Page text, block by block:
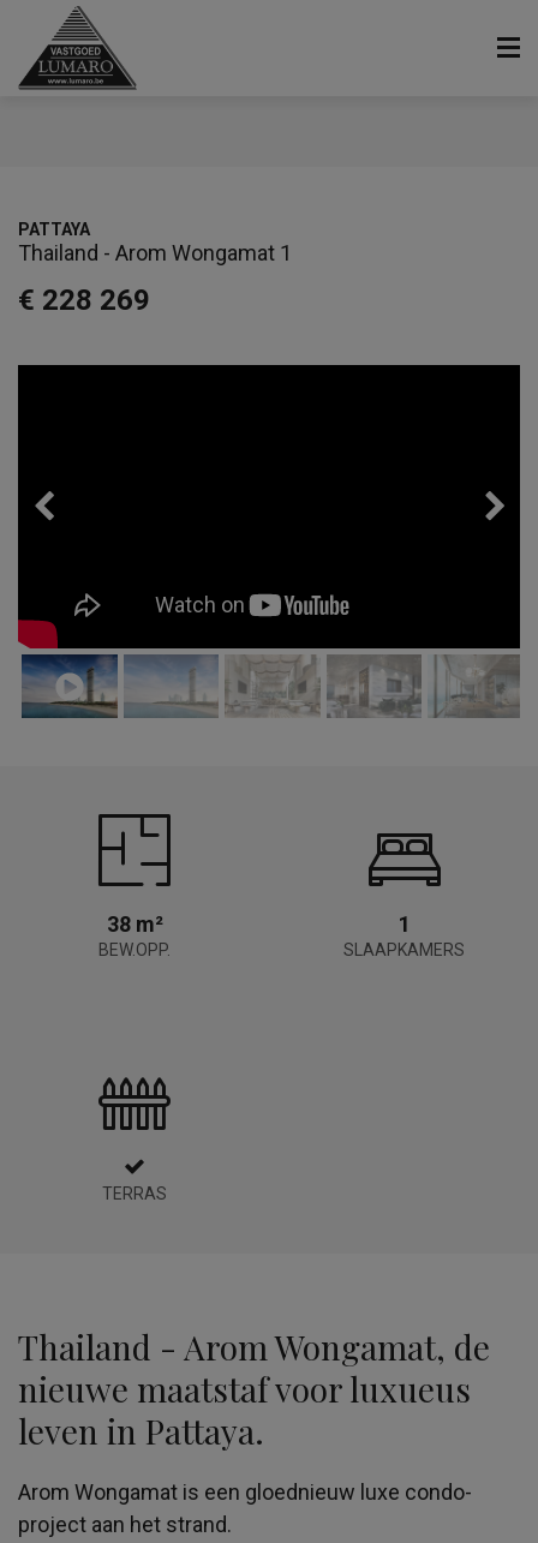
€ 228 269
PATTAYA
Thailand - Arom Wongamat 1
38 m²
BEW.OPP.
1
SLAAPKAMERS
TERRAS
Thailand - Arom Wongamat, de
nieuwe maatstaf voor luxueus
leven in Pattaya.
Arom Wongamat is een gloednieuw luxe condo-
project aan het strand.